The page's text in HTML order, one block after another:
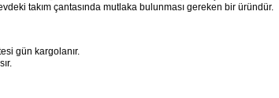
takım çantasında mutlaka bulunması gereken bir üründür.
gün kargolanır.